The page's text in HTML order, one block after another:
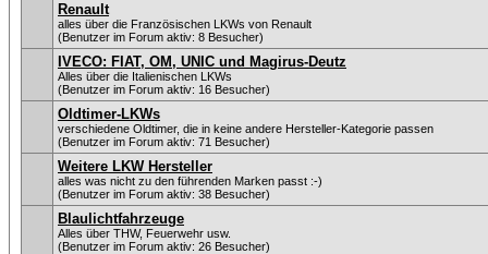
Renault
alles über die Französischen LKWs von Renault
(Benutzer im Forum aktiv: 8 Besucher)
IVECO: FIAT, OM, UNIC und Magirus-Deutz
Alles über die Italienischen LKWs
(Benutzer im Forum aktiv: 16 Besucher)
Oldtimer-LKWs
verschiedene Oldtimer, die in keine andere Hersteller-Kategorie passen
(Benutzer im Forum aktiv: 71 Besucher)
Weitere LKW Hersteller
alles was nicht zu den führenden Marken passt :-)
(Benutzer im Forum aktiv: 38 Besucher)
Blaulichtfahrzeuge
Alles über THW, Feuerwehr usw.
(Benutzer im Forum aktiv: 26 Besucher)